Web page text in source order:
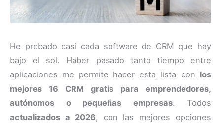
He probado casi cada software de CRM que hay
bajo el sol. Haber pasado tanto tiempo entre
aplicaciones me permite hacer esta lista con los
mejores 16 CRM gratis para emprendedores,
autónomos o pequeñas empresas. Todos
actualizados a 2026, con las mejores opciones